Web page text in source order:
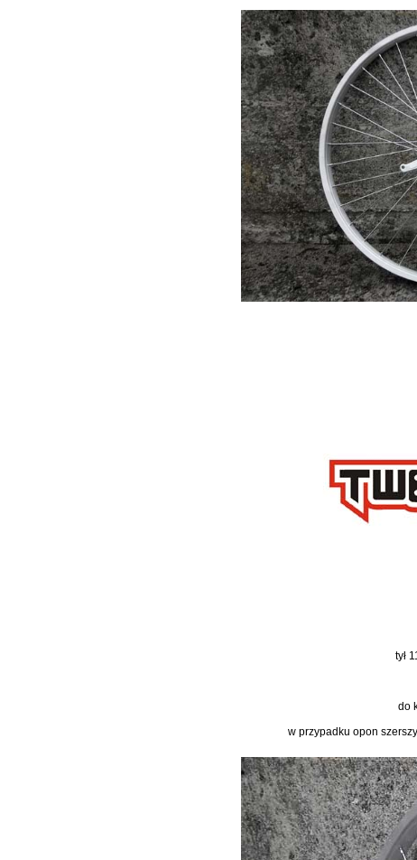
tył
do
w przypadku opon